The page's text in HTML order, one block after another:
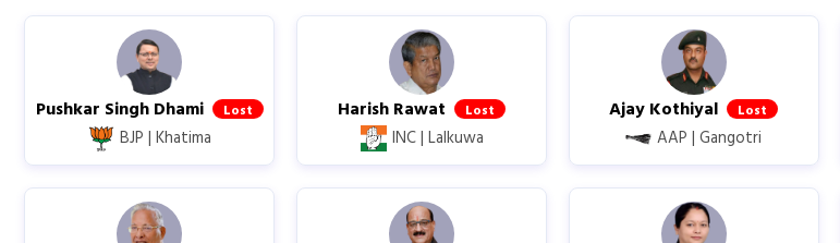
Pushkar Singh Dhami Lost
BJP | Khatima
Harish Rawat Lost
INC | Lalkuwa
Ajay Kothiyal Lost
AAP |Gangotri